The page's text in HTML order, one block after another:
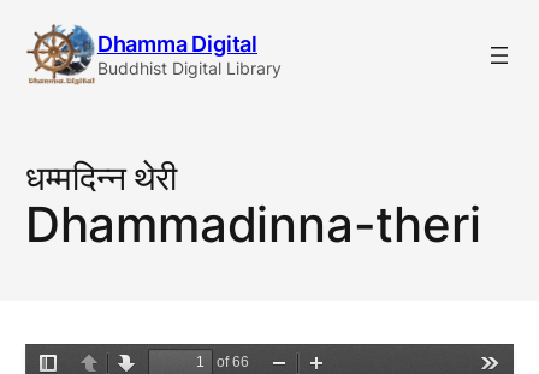
content
Dhamma Digital
Buddhist Digital Library
धम्मदिन्न थेरी
Dhammadinna-theri